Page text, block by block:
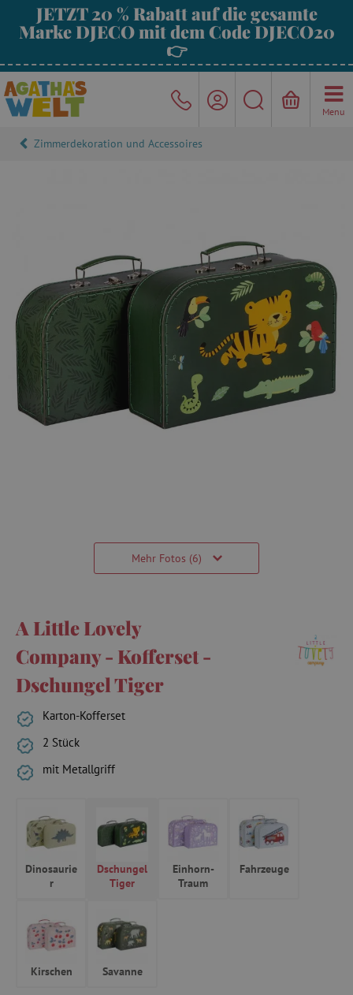
JETZT 20 % Rabatt auf die gesamte
Marke DJECO mit dem Code DJECO20
👉
Menu
Zimmerdekoration und Accessoires
Mehr Fotos (6)
A Little Lovely
Company - Kofferset -
Dschungel Tiger
Karton-Kofferset
2 Stück
mit Metallgriff
Dinosaurie
r
Dschungel
Tiger
Einhorn-
Traum
Fahrzeuge
Kirschen Savanne